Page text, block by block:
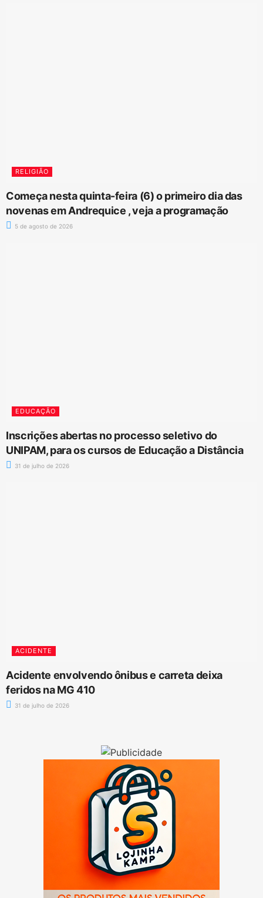
RELIGIÃO
Começa nesta quinta-feira (6) o primeiro dia das
novenas em Andrequice , veja a programação
5 de agosto de 2026
EDUCAÇÃO
Inscrições abertas no processo seletivo do
UNIPAM, para os cursos de Educação a Distância
31 de julho de 2026
ACIDENTE
Acidente envolvendo ônibus e carreta deixa
feridos na MG 410
31 de julho de 2026